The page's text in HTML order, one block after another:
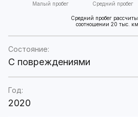
Малый пробег Средний пробег
Средний пробег
соотношении 20 тыс.
Состояние:
C повреждениями
Год:
2020